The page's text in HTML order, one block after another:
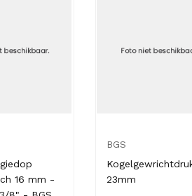
16 mm -
BGS
23mm